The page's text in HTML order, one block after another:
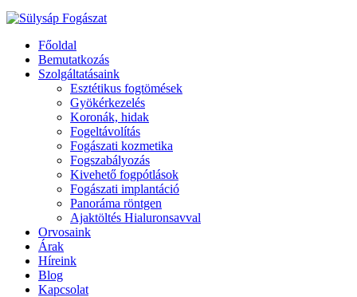
Főoldal
Bemutatkozás
Szolgáltatásaink
Esztétikus fogtömések
Gyökérkezelés
Koronák, hidak
Fogeltávolítás
Fogászati kozmetika
Fogszabályozás
Kivehető fogpótlások
Fogászati implantáció
Panoráma röntgen
Ajaktöltés Hialuronsavval
Orvosaink
Árak
Híreink
Blog
Kapcsolat